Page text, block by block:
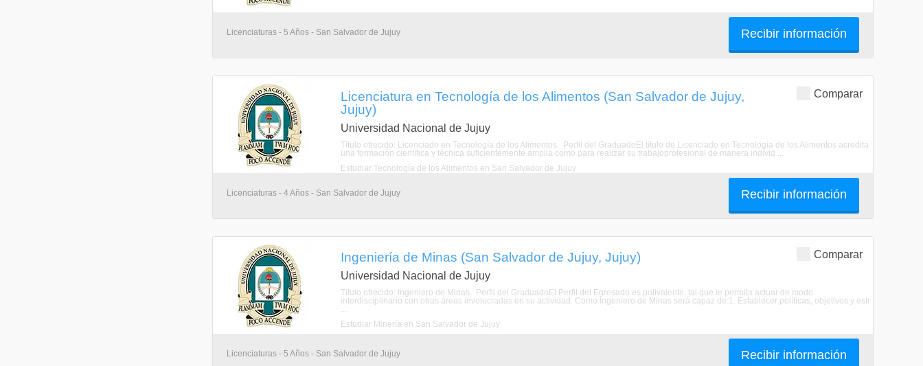
Licenciaturas - 5 Años - San Salvador de Jujuy Recibir información
Comparar
Licenciatura en Tecnología de los Alimentos (San Salvador de Jujuy,
Jujuy)
Universidad Nacional de Jujuy
Título ofrecido: Licenciado en Tecnología de los Alimentos. Perfil del GraduadoEl título de Licenciado en Tecnología de los Alimentos acredita
una formación científica y técnica suficientemente amplia como para realizar su trabajoprofesional de manera individ ...
Estudiar Tecnología de los Alimentos en San Salvador de Jujuy
Licenciaturas - 4 Años - San Salvador de Jujuy Recibir información
Comparar
Ingeniería de Minas (San Salvador de Jujuy, Jujuy)
Universidad Nacional de Jujuy
Título ofrecido: Ingeniero de Minas. Perfil del GraduadoEl Perfil del Egresado es polivalente, tal que le permita actuar de modo
interdisciplinario con otras áreas involucradas en su actividad. Como Ingeniero de Minas será capaz de:1. Establecer políticas, objetivos y estr
...
Estudiar Minería en San Salvador de Jujuy
Licenciaturas - 5 Años - San Salvador de Jujuy Recibir información